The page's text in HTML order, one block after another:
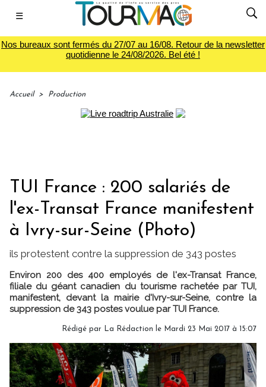
☰
Nos bureaux sont fermés du 27/07 au 16/08. Retour de la newsletter
quotidienne le 24/08/2026. Bel été !
Accueil > Production
TUI France : 200 salariés de
l'ex-Transat France manifestent
à Ivry-sur-Seine (Photo)
ils protestent contre la suppression de 343 postes
Environ 200 des 400 employés de l'ex-Transat France,
filiale du géant canadien du tourisme rachetée par TUI,
manifestent, devant la mairie d'Ivry-sur-Seine, contre la
suppression de 343 postes voulue par TUI France.
Rédigé par La Rédaction le Mardi 23 Mai 2017 à 15:07